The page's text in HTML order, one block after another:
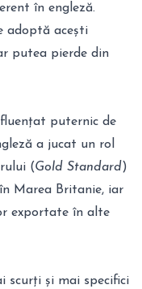
în engleză.
adoptă acești
putea pierde din
puternic de
a jucat un rol
(Gold Standard)
Marea Britanie, iar
exportate în alte
scurți și mai specifici